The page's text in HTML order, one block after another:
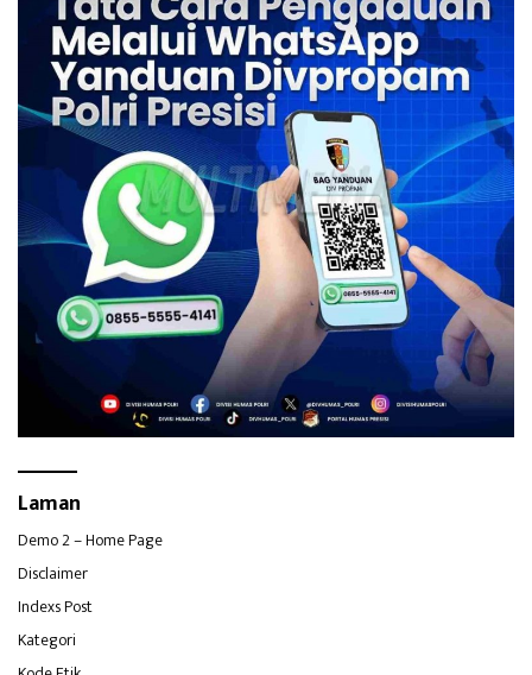
Laman
Demo 2 – Home Page
Disclaimer
Indexs Post
Kategori